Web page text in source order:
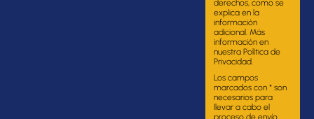
derechos, como se
explica en la
información
adicional. Más
información en
nuestra Política de
Privacidad.
Los campos
marcados con * son
necesarios para
llevar a cabo el